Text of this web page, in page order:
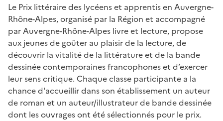
Le Prix littéraire des lycéens et apprentis en Auvergne-
Rhône-Alpes, organisé par la Région et accompagné
par Auvergne-Rhône-Alpes livre et lecture, propose
aux jeunes de goûter au plaisir de la lecture, de
découvrir la vitalité de la littérature et de la bande
dessinée contemporaines francophones et d’exercer
leur sens critique. Chaque classe participante a la
chance d'accueillir dans son établissement un auteur
de roman et un auteur/illustrateur de bande dessinée
dont les ouvrages ont été sélectionnés pour le prix.